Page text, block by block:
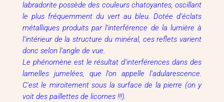
labradorite possède des couleurs chatoyantes, oscillant
le plus fréquemment du vert au bleu. Dotée d’éclats
métalliques produits par l’interférence de la lumière à
l’intérieur de la structure du minéral, ces reflets varient
donc selon l’angle de vue.
Le phénomène est le résultat d’interférences dans des
lamelles jumelées, que l’on appelle l’adularescence.
C’est le miroitement sous la surface de la pierre (on y
voit des paillettes de licornes !!!).